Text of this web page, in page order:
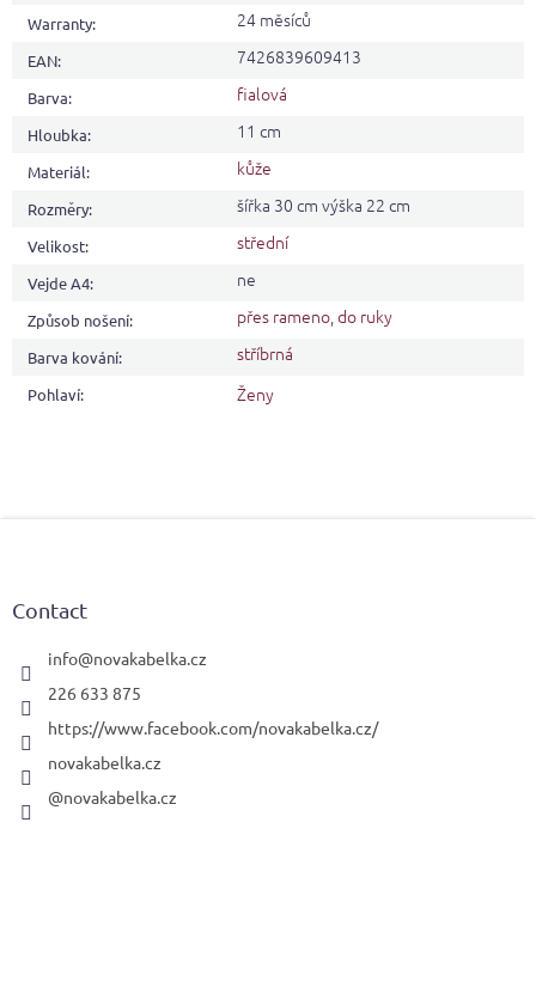
Warranty: 24 měsíců
EAN: 7426839609413
Barva: fialová
Hloubka: 11 cm
Materiál: kůže
Rozměry: šířka 30 cm výška 22 cm
Velikost: střední
Vejde A4: ne
Způsob nošení: přes rameno,do ruky
Barva kování: stříbrná
Pohlaví: Ženy
Contact
info@novakabelka.cz
226 633 875
https://www.facebook.com/novakabelka.cz/
novakabelka.cz
@novakabelka.cz